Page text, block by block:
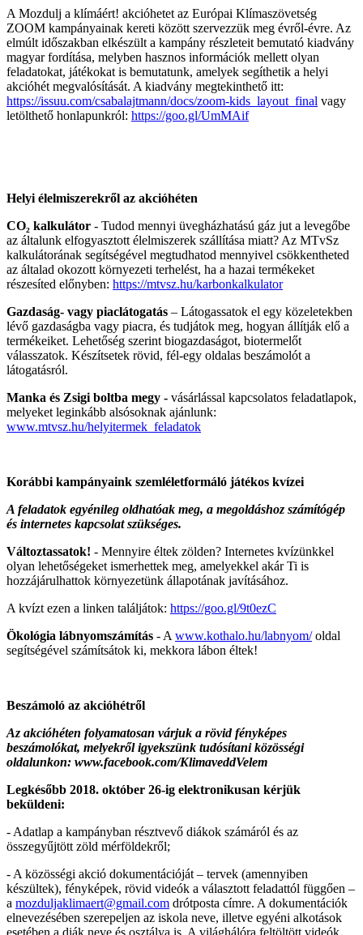
A Mozdulj a klímáért! akcióhetet az Európai Klímaszövetség
ZOOM kampányainak kereti között szervezzük meg évről-évre. Az
elmúlt időszakban elkészült a kampány részleteit bemutató kiadvány
magyar fordítása, melyben hasznos információk mellett olyan
feladatokat, játékokat is bemutatunk, amelyek segíthetik a helyi
akcióhét megvalósítását. A kiadvány megtekinthető itt:
https://issuu.com/csabalajtmann/docs/zoom-kids_layout_final vagy
letölthető honlapunkról: https://goo.gl/UmMAif
Helyi élelmiszerekről az akcióhéten
CO₂ kalkulátor - Tudod mennyi üvegházhatású gáz jut a levegőbe
az általunk elfogyasztott élelmiszerek szállítása miatt? Az MTvSz
kalkulátorának segítségével megtudhatod mennyivel csökkentheted
az általad okozott környezeti terhelést, ha a hazai termékeket
részesíted előnyben: https://mtvsz.hu/karbonkalkulator
Gazdaság- vagy piaclátogatás – Látogassatok el egy közeletekben
lévő gazdaságba vagy piacra, és tudjátok meg, hogyan állítják elő a
termékeiket. Lehetőség szerint biogazdaságot, biotermelőt
válasszatok. Készítsetek rövid, fél-egy oldalas beszámolót a
látogatásról.
Manka és Zsigi boltba megy - vásárlással kapcsolatos feladatlapok,
melyeket leginkább alsósoknak ajánlunk:
www.mtvsz.hu/helyitermek_feladatok
Korábbi kampányaink szemléletformáló játékos kvízei
A feladatok egyénileg oldhatóak meg, a megoldáshoz számítógép
és internetes kapcsolat szükséges.
Változtassatok! - Mennyire éltek zölden? Internetes kvízünkkel
olyan lehetőségeket ismerhettek meg, amelyekkel akár Ti is
hozzájárulhattok környezetünk állapotának javításához.
A kvízt ezen a linken találjátok: https://goo.gl/9t0ezC
Ökológia lábnyomszámítás - A www.kothalo.hu/labnyom/oldal
segítségével számítsátok ki, mekkora lábon éltek!
Beszámoló az akcióhétről
Az akcióhéten folyamatosan várjuk a rövid fényképes
beszámolókat, melyekről igyekszünk tudósítani közösségi
oldalunkon: www.facebook.com/KlimaveddVelem
Legkésőbb 2018. október 26-ig elektronikusan kérjük
beküldeni:
- Adatlap a kampányban résztvevő diákok számáról és az
összegyűjtött zöld mérföldekről;
- A közösségi akció dokumentációját – tervek (amennyiben
készültek), fényképek, rövid videók a választott feladattól függően –
a mozduljaklimaert@gmail.com drótposta címre. A dokumentációk
elnevezésében szerepeljen az iskola neve, illetve egyéni alkotások
esetében a diák neve és osztálya is. A világhálóra feltöltött videók